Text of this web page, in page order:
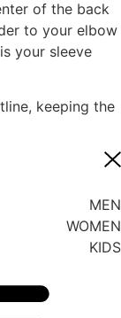
of the back
to your elbow
your sleeve
keeping the
MEN
WOMEN
KIDS